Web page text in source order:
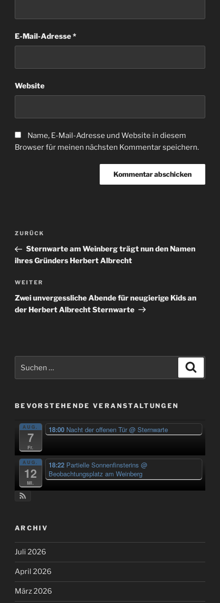
E-Mail-Adresse*
Website
Name, E-Mail-Adresse und Website in diesem
Browser für meinen nächsten Kommentar speichern.
Beitragsnavigation
Vorheriger
Beitrag
ZURÜCK
Sternwarte am Weinberg trägt nun den Namen
ihres Gründers Herbert Albrecht
Nächster
Beitrag
WEITER
Zwei unvergessliche Abende für neugierige Kids an
der Herbert Albrecht Sternwarte
nach:
BEVORSTEHENDE VERANSTALTUNGEN
AUG.
7
Fr.
18:00 Nacht der offenen Tür@ Sternwarte
AUG.
12
Mi.
18:22 Partielle Sonnenfinsterins @
Beobachtungsplatz am Weinberg
ARCHIV
Juli 2026
April 2026
März 2026